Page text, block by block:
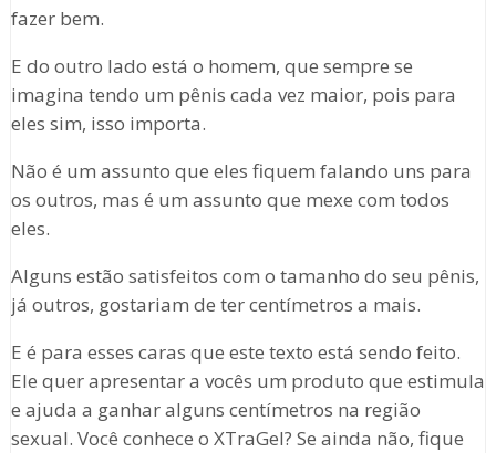
fazer bem.
E do outro lado está o homem, que sempre se
imagina tendo um pênis cada vez maior, pois para
eles sim, isso importa.
Não é um assunto que eles fiquem falando uns para
os outros, mas é um assunto que mexe com todos
eles.
Alguns estão satisfeitos com o tamanho do seu pênis,
já outros, gostariam de ter centímetros a mais.
E é para esses caras que este texto está sendo feito.
Ele quer apresentar a vocês um produto que estimula
e ajuda a ganhar alguns centímetros na região
sexual. Você conhece o XTraGel? Se ainda não, fique